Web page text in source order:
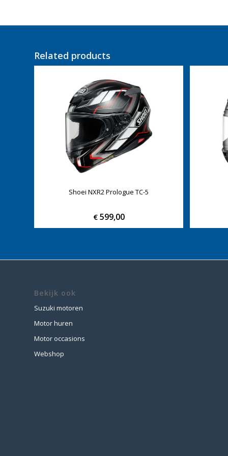
Related products
Shoei NXR2 Prologue TC-5
€599,00
Bekijk ook
Suzuki motoren
Motor huren
Motor occasions
Webshop